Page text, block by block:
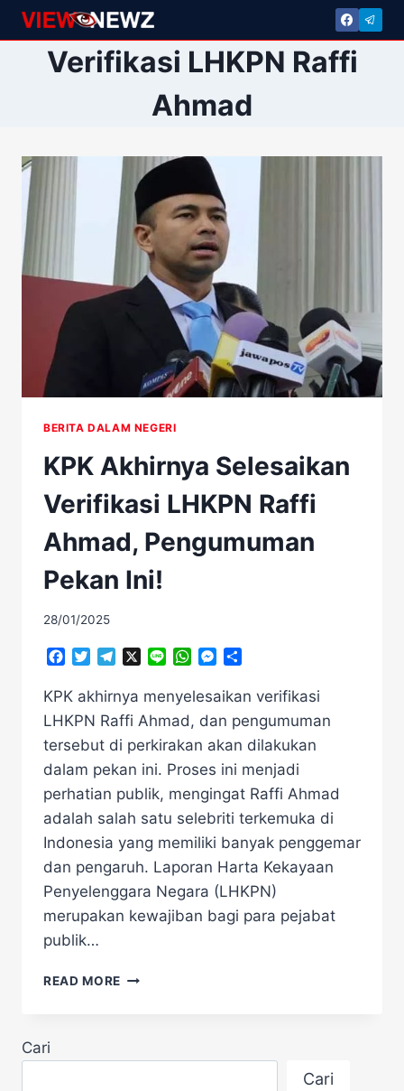
Skip
to
contentVerifikasi LHKPN Raffi
Ahmad
BERITA DALAM NEGERI
KPK Akhirnya Selesaikan
Verifikasi LHKPN Raffi
Ahmad, Pengumuman
Pekan Ini!
28/01/2025
Facebook
TwitterTelegramLine WhatsAppMessenger
KPK akhirnya menyelesaikan verifikasi
LHKPN Raffi Ahmad, dan pengumuman
tersebut di perkirakan akan dilakukan
dalam pekan ini.​ Proses ini menjadi
perhatian publik, mengingat Raffi Ahmad
adalah salah satu selebriti terkemuka di
Indonesia yang memiliki banyak penggemar
dan pengaruh. Laporan Harta Kekayaan
Penyelenggara Negara (LHKPN)
merupakan kewajiban bagi para pejabat
publik…
READ MORE KPK
Cari
Cari